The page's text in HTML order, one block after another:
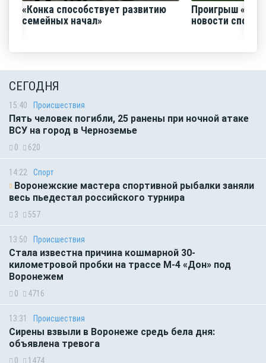
«Конка способствует развитию
семейных начал»
Проигрыш
новости
СЕГОДНЯ
15:40 Происшествия
Пять человек погибли, 25 ранены при ночной атаке
ВСУ на город в Черноземье
0 620
14:22 Спорт
Воронежские мастера спортивной рыбалки заняли
весь пьедестал российского турнира
3 557
13:50 Происшествия
Стала известна причина кошмарной 30-
километровой пробки на трассе М-4 «Дон» под
Воронежем
0 4716
13:31 Происшествия
Сирены взвыли в Воронеже средь бела дня:
объявлена тревога
0 1474